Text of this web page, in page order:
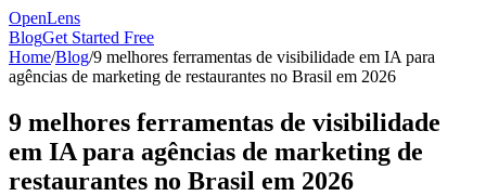
OpenLens
BlogGet Started Free
Home/Blog/9 melhores ferramentas de visibilidade em IA para
agências de marketing de restaurantes no Brasil em 2026
9 melhores ferramentas de visibilidade
em IA para agências de marketing de
restaurantes no Brasil em 2026